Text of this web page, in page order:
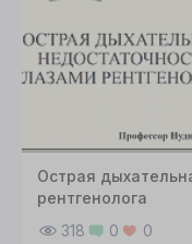
Острая
рентгенолога
318
0 0